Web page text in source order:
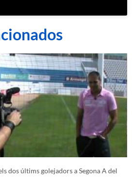
dos últims golejadors a Segona A del